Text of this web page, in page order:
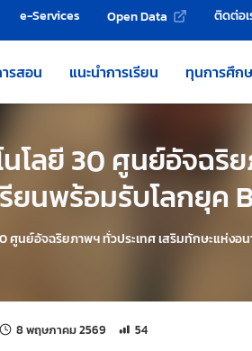
e-Services Open Data ติดต่อเ
รสอน แนะนำการเรียน ทุนการศึก
ลยี 30 ศูนย์อัจฉริย
ยนพร้อมรับโลกยุค
นย์อัจฉริยภาพฯ ทั่วประเทศ เสริมทักษะแห่งอ
8 พฤษภาคม 2569 แก้ไขล่าสุดเมื่อ:
จำนวนการเข้าชม 54 ครั้ง
54